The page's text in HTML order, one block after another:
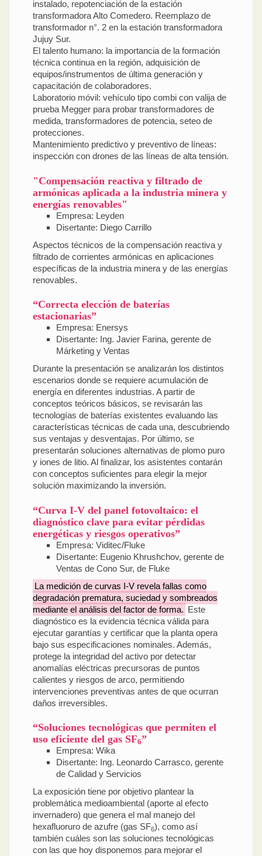
instalado, repotenciación de la estación
transformadora Alto Comedero. Reemplazo de
transformador n°. 2 en la estación transformadora
Jujuy Sur.
El talento humano: la importancia de la formación
técnica continua en la región, adquisición de
equipos/instrumentos de última generación y
capacitación de colaboradores.
Laboratorio móvil: vehículo tipo combi con valija de
prueba Megger para probar transformadores de
medida, transformadores de potencia, seteo de
protecciones.
Mantenimiento predictivo y preventivo de líneas:
inspección con drones de las líneas de alta tensión.
"Compensación reactiva y filtrado de
armónicas aplicada a la industria minera y
energías renovables"
Empresa: Leyden
Disertante: Diego Carrillo
Aspectos técnicos de la compensación reactiva y
filtrado de corrientes armónicas en aplicaciones
específicas de la industria minera y de las energías
renovables.
“Correcta elección de baterías
estacionarias”
Empresa: Enersys
Disertante: Ing. Javier Farina, gerente de
Márketing y Ventas
Durante la presentación se analizarán los distintos
escenarios donde se requiere acumulación de
energía en diferentes industrias. A partir de
conceptos teóricos básicos, se revisarán las
tecnologías de baterías existentes evaluando las
características técnicas de cada una, descubriendo
sus ventajas y desventajas. Por último, se
presentarán soluciones alternativas de plomo puro
y iones de litio. Al finalizar, los asistentes contarán
con conceptos suficientes para elegir la mejor
solución maximizando la inversión.
“Curva I-V del panel fotovoltaico: el
diagnóstico clave para evitar pérdidas
energéticas y riesgos operativos”
Empresa: Viditec/Fluke
Disertante: Eugenio Khrushchov, gerente de
Ventas de Cono Sur, de Fluke
La medición de curvas I-V revela fallas como
degradación prematura, suciedad y sombreados
mediante el análisis del factor de forma. Este
diagnóstico es la evidencia técnica válida para
ejecutar garantías y certificar que la planta opera
bajo sus especificaciones nominales. Además,
protege la integridad del activo por detectar
anomalías eléctricas precursoras de puntos
calientes y riesgos de arco, permitiendo
intervenciones preventivas antes de que ocurran
daños irreversibles.
“Soluciones tecnológicas que permiten el
uso eficiente del gas SF6”
Empresa: Wika
Disertante: Ing. Leonardo Carrasco, gerente
de Calidad y Servicios
La exposición tiene por objetivo plantear la
problemática medioambiental (aporte al efecto
invernadero) que genera el mal manejo del
hexafluoruro de azufre (gas SF6), como así
también cuáles son las soluciones tecnológicas
con las que hoy disponemos para mejorar el